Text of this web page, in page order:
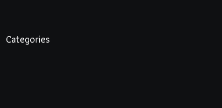
Categories